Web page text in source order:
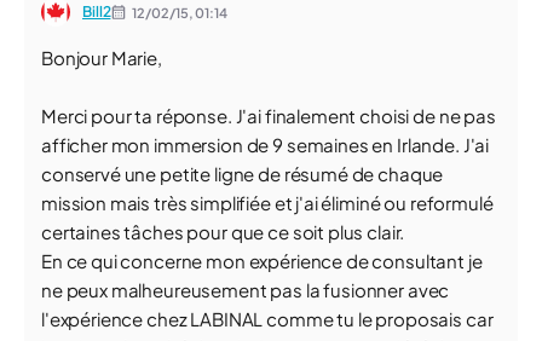
Bill2 12/02/15,01:14
Bonjour Marie,
Merci pour ta réponse. J'ai finalement choisi de ne pas
afficher mon immersion de 9 semaines en Irlande. J'ai
conservé une petite ligne de résumé de chaque
mission mais très simplifiée et j'ai éliminé ou reformulé
certaines tâches pour que ce soit plus clair.
En ce qui concerne mon expérience de consultant je
ne peux malheureusement pas la fusionner avec
l'expérience chez LABINAL comme tu le proposais car